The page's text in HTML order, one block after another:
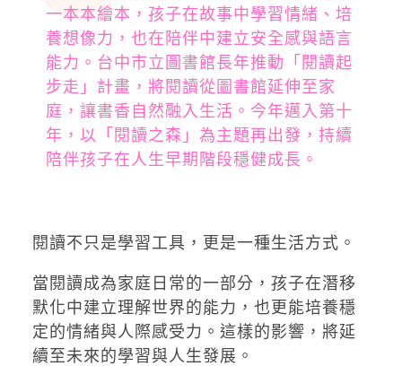
一本本繪本，孩子在故事中學習情緒、培
養想像力，也在陪伴中建立安全感與語言
能力。台中市立圖書館長年推動「閱讀起
步走」計畫，將閱讀從圖書館延伸至家
庭，讓書香自然融入生活。今年邁入第十
年，以「閱讀之森」為主題再出發，持續
陪伴孩子在人生早期階段穩健成長。
閱讀不只是學習工具，更是一種生活方式。
當閱讀成為家庭日常的一部分，孩子在潛移
默化中建立理解世界的能力，也更能培養穩
定的情緒與人際感受力。這樣的影響，將延
續至未來的學習與人生發展。